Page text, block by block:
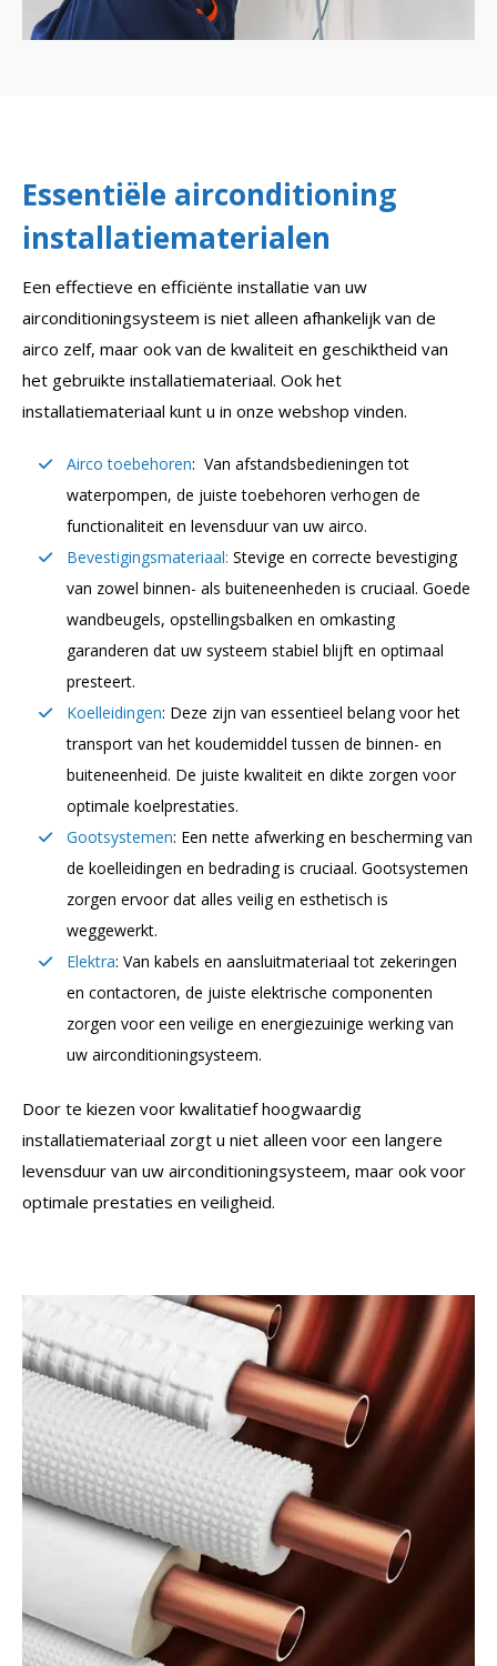
Essentiële airconditioning
installatiematerialen
Een effectieve en efficiënte installatie van uw
airconditioningsysteem is niet alleen afhankelijk van de
airco zelf, maar ook van de kwaliteit en geschiktheid van
het gebruikte installatiemateriaal. Ook het
installatiemateriaal kunt u in onze webshop vinden.
Airco toebehoren: Van afstandsbedieningen tot
waterpompen, de juiste toebehoren verhogen de
functionaliteit en levensduur van uw airco.
Bevestigingsmateriaal: Stevige en correcte bevestiging
van zowel binnen- als buiteneenheden is cruciaal. Goede
wandbeugels, opstellingsbalken en omkasting
garanderen dat uw systeem stabiel blijft en optimaal
presteert.
Koelleidingen: Deze zijn van essentieel belang voor het
transport van het koudemiddel tussen de binnen- en
buiteneenheid. De juiste kwaliteit en dikte zorgen voor
optimale koelprestaties.
Gootsystemen: Een nette afwerking en bescherming van
de koelleidingen en bedrading is cruciaal. Gootsystemen
zorgen ervoor dat alles veilig en esthetisch is
weggewerkt.
Elektra: Van kabels en aansluitmateriaal tot zekeringen
en contactoren, de juiste elektrische componenten
zorgen voor een veilige en energiezuinige werking van
uw airconditioningsysteem.
Door te kiezen voor kwalitatief hoogwaardig
installatiemateriaal zorgt u niet alleen voor een langere
levensduur van uw airconditioningsysteem, maar ook voor
optimale prestaties en veiligheid.